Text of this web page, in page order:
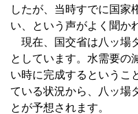
したが、当時すでに国家
い、という声がよく聞か
現在、国交省は八ッ場
としています。水需要の
い時に完成するというこ
ている状況から、八ッ場
とが予想されます。